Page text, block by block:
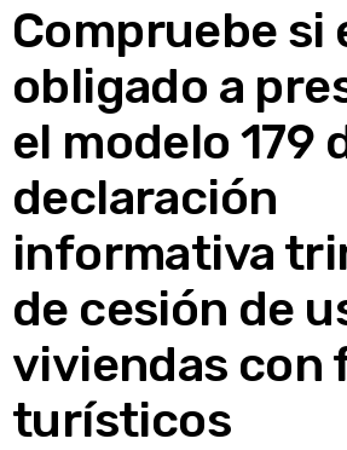
Compruebe si
obligado a
el modelo 179
declaración
informativa
de cesión de
viviendas con
turísticos